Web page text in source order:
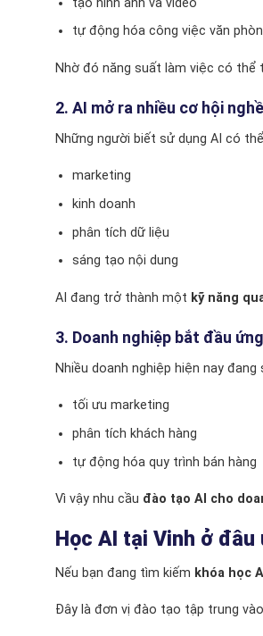
tự động hóa công việc văn
Nhờ đó năng suất làm việc có thể
2. AI mở ra nhiều cơ hội
Những người biết sử dụng AI có
marketing
kinh doanh
phân tích dữ liệu
sáng tạo nội dung
AI đang trở thành một kỹ năng
3. Doanh nghiệp bắt đầu
Nhiều doanh nghiệp hiện nay đang
tối ưu marketing
phân tích khách hàng
tự động hóa quy trình bán hàng
Vì vậy nhu cầu đào tạo AI cho
Học AI tại Vinh ở đâu
Nếu bạn đang tìm kiếm khóa học
Đây là đơn vị đào tạo tập trung vào